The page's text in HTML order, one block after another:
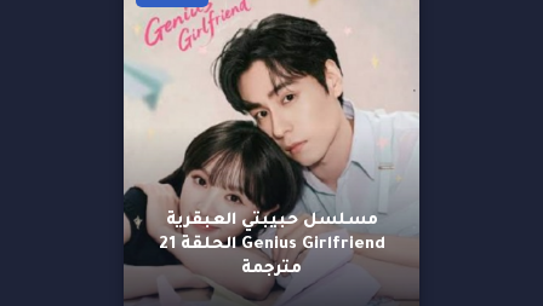
مسلسل حبيبتي العبقرية
Genius Girlfriend الحلقة 21
مترجمة